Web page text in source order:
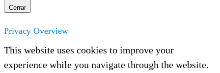
Cerrar
Privacy Overview
This website uses cookies to improve your
experience while you navigate through the website.